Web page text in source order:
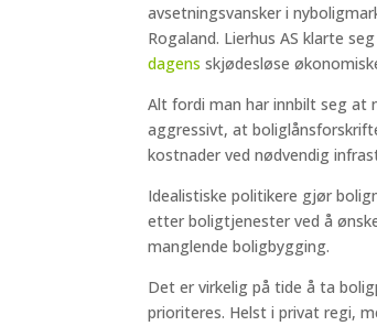
avsetningsvansker i
Rogaland. Lierhus AS klarte
dagens skjødesløse
Alt fordi man har innbilt seg at
aggressivt, at
kostnader ved nødvendig
Idealistiske politikere gjør
etter boligtjenester ved å
manglende boligbygging.
Det er virkelig på tide å ta
prioriteres. Helst i privat regi,